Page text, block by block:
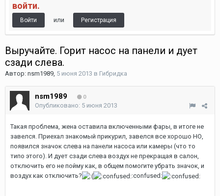
войти.
Войти или Регистрация
Выручайте. Горит насос на панели и дует
сзади слева.
Автор: nsm1989, 5 июня 2013 в Гибридка
nsm1989 0
Опубликовано: 5 июня 2013
Такая проблема, жена оставила включенными фары, в итоге не
завелся. Приехал знакомый прикурил, завелся все хорошо НО,
появился значок слева на панели насоса или камеры (что то
типо этого). И дует сзади слева воздух не прекращая в салон,
отключить его не пойму как, в общем помогите убрать значок, и
воздух как отключить?
:confused: